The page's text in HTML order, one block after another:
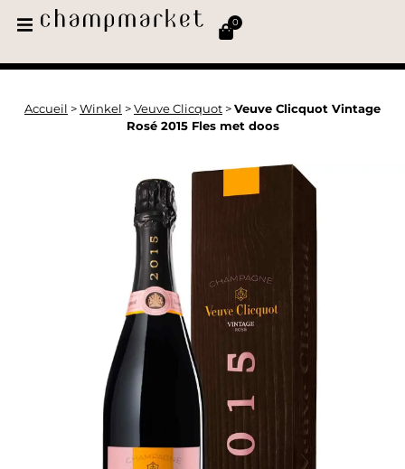
0
Accueil > Winkel > Veuve Clicquot > Veuve Clicquot Vintage
Rosé 2015 Fles met doos